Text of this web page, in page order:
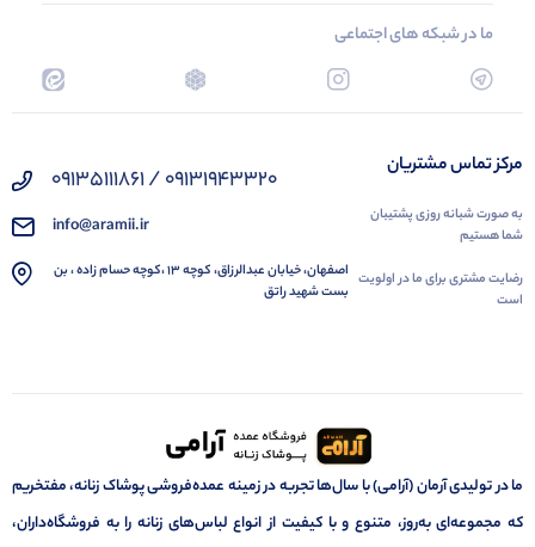
ما در شبکه های اجتماعی
مرکز تماس مشتریان
به صورت شبانه روزی پشتیبان
شما هستیم
رضایت مشتری برای ما در اولویت
است
09131943320 / 09135111861
info@aramii.ir
اصفهان، خیابان عبدالرزاق، کوچه 13 ،کوچه حسام زاده ، بن
بست شهید راتق
ما در تولیدی آرمان (آرامی) با سال‌ها تجربه در زمینه عمده‌فروشی پوشاک زنانه، مفتخریم
که مجموعه‌ای به‌روز، متنوع و با کیفیت از انواع لباس‌های زنانه را به فروشگاه‌داران،